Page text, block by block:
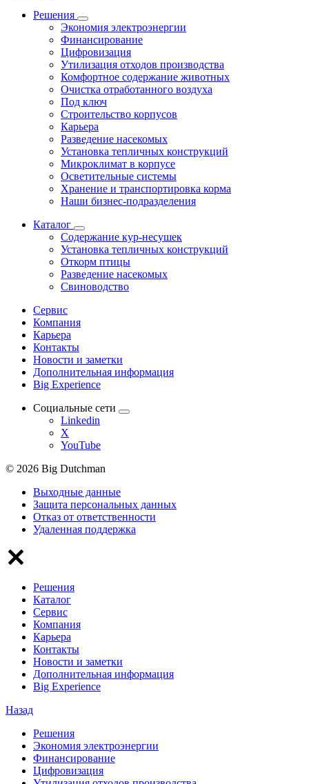
Решения
Экономия электроэнергии
Финансирование
Цифровизация
Утилизация отходов производства
Комфортное содержание животных
Очистка отработанного воздуха
Под ключ
Строительство корпусов
Карьера
Разведение насекомых
Установка тепличных конструкций
Микроклимат в корпусе
Осветительные системы
Хранение и транспортировка корма
Наши бизнес-подразделения
Каталог
Содержание кур-несушек
Установка тепличных конструкций
Откорм птицы
Разведение насекомых
Свиноводство
Сервис
Компания
Карьера
Контакты
Новости и заметки
Дополнительная информация
Big Experience
Социальные сети
Linkedin
X
YouTube
© 2026 Big Dutchman
Выходные данные
Защита персональных данных
Отказ от ответственности
Удаленная поддержка
Решения
Каталог
Сервис
Компания
Карьера
Контакты
Новости и заметки
Дополнительная информация
Big Experience
Назад
Решения
Экономия электроэнергии
Финансирование
Цифровизация